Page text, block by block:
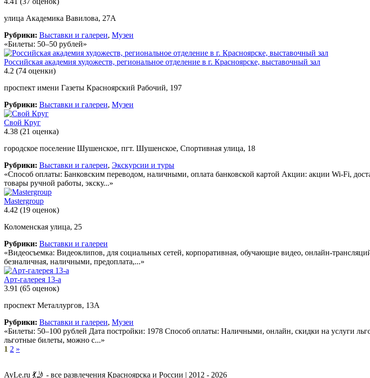
улица Академика Вавилова, 27А
Рубрики: Выставки и галереи, Музеи
«Билеты: 50–50 рублей»
Российская академия художеств, региональное отделение в г. Красноярске, выставочный зал
4.2 (74 оценки)
проспект имени Газеты Красноярский Рабочий, 197
Рубрики: Выставки и галереи, Музеи
Свой Круг
4.38 (21 оценка)
городское поселение Шушенское, пгт. Шушенское, Спортивная улица, 18
Рубрики: Выставки и галереи, Экскурсии и туры
«Способ оплаты: Банковским переводом, наличными, оплата банковской картой Акции: акции Wi-Fi,
товары ручной работы, экску...»
Mastergroup
4.42 (19 оценок)
Коломенская улица, 25
Рубрики: Выставки и галереи
«Видеосъемка: Видеоклипов, для социальных сетей, корпоративная, обучающие видео, онлайн-
безналичная, наличными, предоплата,...»
Арт-галерея 13-а
3.91 (65 оценок)
проспект Металлургов, 13А
Рубрики: Выставки и галереи, Музеи
«Билеты: 50–100 рублей Дата постройки: 1978 Способ оплаты: Наличными, онлайн, скидки на услуги
льготные билеты, можно с...»
1 2 »
AyLe.ru 💃🤳 - все развлечения Красноярска и России | 2012 - 2026